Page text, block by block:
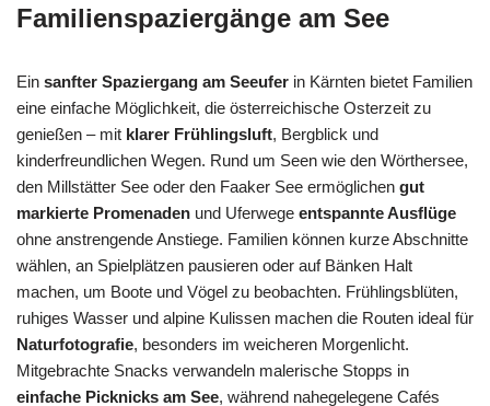
Familienspaziergänge am See
Ein sanfter Spaziergang am Seeufer in Kärnten bietet Familien
eine einfache Möglichkeit, die österreichische Osterzeit zu
genießen – mit klarer Frühlingsluft, Bergblick und
kinderfreundlichen Wegen. Rund um Seen wie den Wörthersee,
den Millstätter See oder den Faaker See ermöglichen gut
markierte Promenaden und Uferwege entspannte Ausflüge
ohne anstrengende Anstiege. Familien können kurze Abschnitte
wählen, an Spielplätzen pausieren oder auf Bänken Halt
machen, um Boote und Vögel zu beobachten. Frühlingsblüten,
ruhiges Wasser und alpine Kulissen machen die Routen ideal für
Naturfotografie, besonders im weicheren Morgenlicht.
Mitgebrachte Snacks verwandeln malerische Stopps in
einfache Picknicks am See, während nahegelegene Cafés